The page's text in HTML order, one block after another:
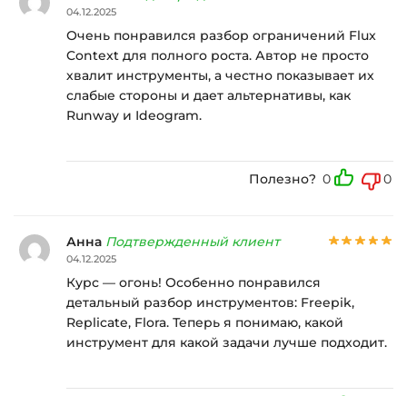
04.12.2025
Очень понравился разбор ограничений Flux
Context для полного роста. Автор не просто
хвалит инструменты, а честно показывает их
слабые стороны и дает альтернативы, как
Runway и Ideogram.
Полезно? 0 0
Анна Подтвержденный клиент
04.12.2025
Курс — огонь! Особенно понравился
детальный разбор инструментов: Freepik,
Replicate, Flora. Теперь я понимаю, какой
инструмент для какой задачи лучше подходит.